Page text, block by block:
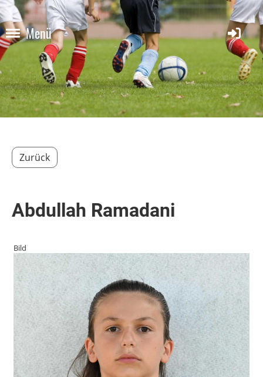
Menü
Zurück
Abdullah Ramadani
Bild